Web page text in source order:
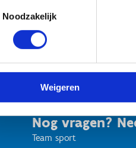
Noodzakelijk
Weigeren
Prijs per deelnemer: gratis
Nog vragen?
Team sport